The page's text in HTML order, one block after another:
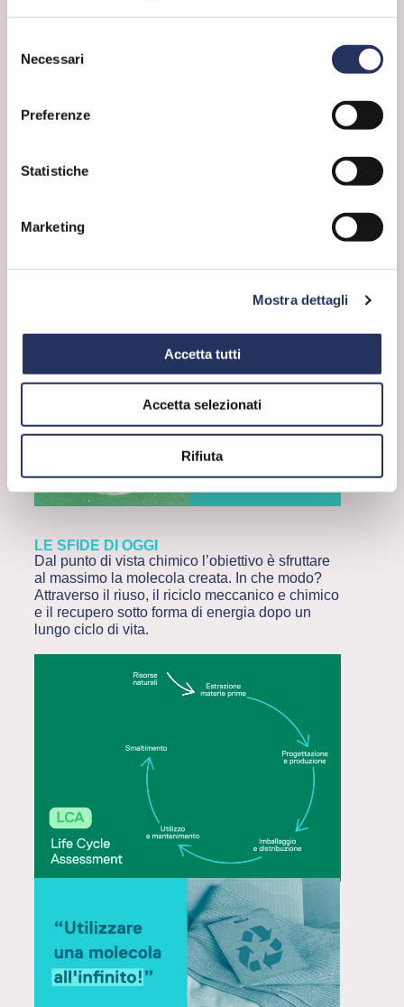
delNecessari
Preferenze
Statistiche
Marketing
Mostra dettagli
Accetta tutti
Accetta selezionati
Rifiuta
forma, consistenza, resistenza agli agenti
rispondono alle esigenze tecniche, garantendo
fibre man made riescono a soddisfare
LE SFIDE DI OGGI
Dal punto di vista chimico l’obiettivo è sfruttare
al massimo la molecola creata. In che modo?
Attraverso il riuso, il riciclo meccanico e chimico
e il recupero sotto forma di energia dopo un
lungo ciclo di vita.